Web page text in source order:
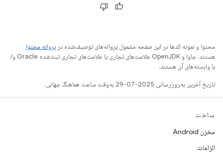
محتوا و نمونه کدها در این صفحه مشمول پروانه‌های توصیف‌شده در پروانه محتوا
هستند. جاوا و OpenJDK علامت‌های تجاری یا علامت‌های تجاری ثبت‌شده Oracle و/
یا وابسته‌های آن هستند.
تاریخ آخرین به‌روزرسانی 2025-07-29 به‌وقت ساعت هماهنگ جهانی.
ساخت
مخزن Android
الزامات